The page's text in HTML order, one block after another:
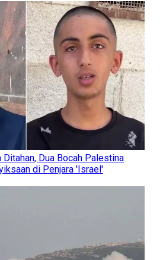
Dua Bocah Palestina
di Penjara 'Israel'